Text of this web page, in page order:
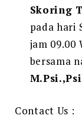
Skoring
pada hari
jam 09.00
bersama
Contact Us :